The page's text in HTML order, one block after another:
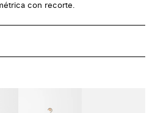
con recorte.